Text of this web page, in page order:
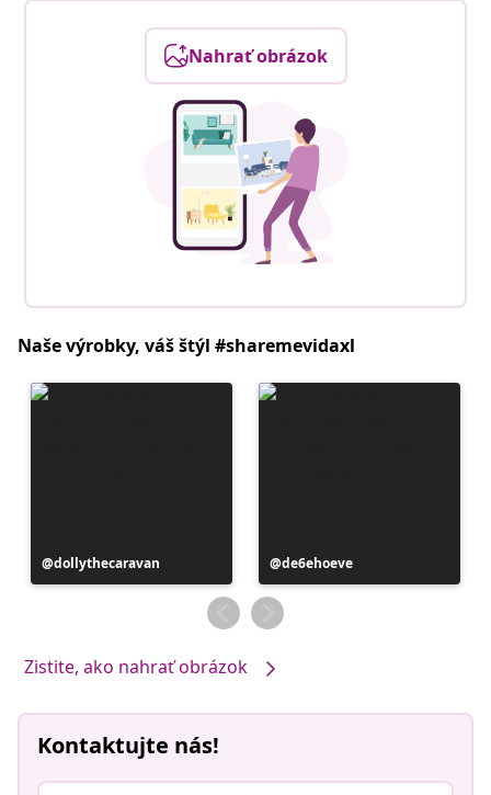
Nahrať obrázok
Naše výrobky, váš štýl #sharemevidaxl
Príspevok
zverejnil
dollythecaravan
Príspevok
zverejnil
de6ehoeve
Zistite, ako nahrať obrázok
Kontaktujte nás!